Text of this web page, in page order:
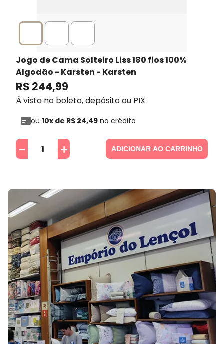
Jogo de Cama Solteiro Liss 180 fios 100%
Algodão - Karsten - Karsten
R$ 244,99
Á vista no boleto, depósito ou PIX
ou 10x de R$ 24,49 no crédito
＋
－ ADICIONAR AO CARRINHO